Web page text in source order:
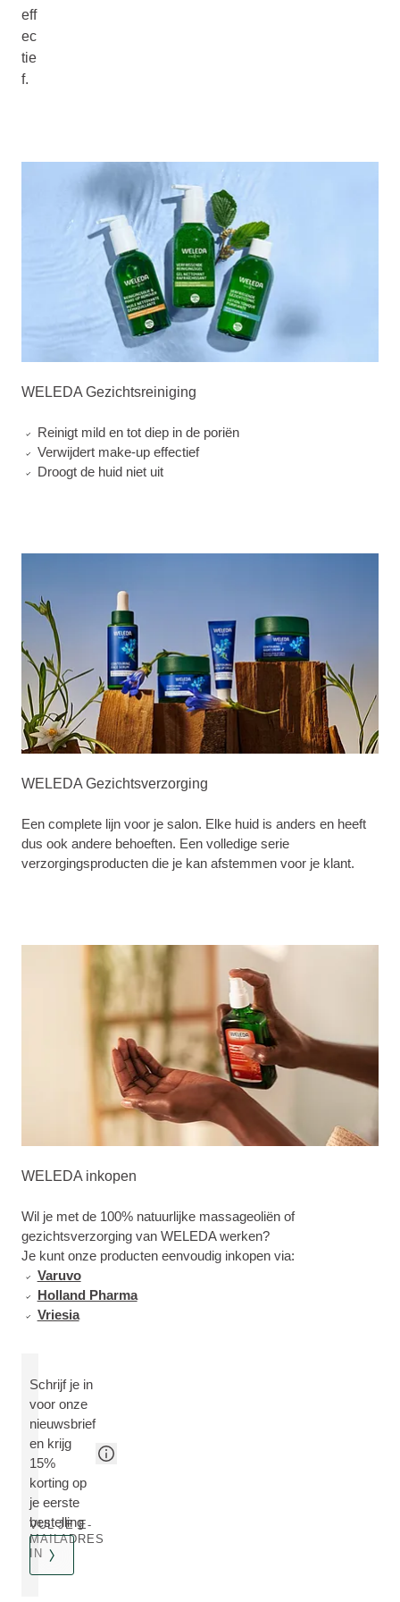
eff
ec
tie
f.
WELEDA Gezichtsreiniging
Reinigt mild en tot diep in de poriën
Verwijdert make-up effectief
Droogt de huid niet uit
WELEDA Gezichtsverzorging
Een complete lijn voor je salon. Elke huid is anders en heeft
dus ook andere behoeften. Een volledige serie
verzorgingsproducten die je kan afstemmen voor je klant.
WELEDA inkopen
Wil je met de 100% natuurlijke massageoliën of
gezichtsverzorging van WELEDA werken?
Je kunt onze producten eenvoudig inkopen via:
Varuvo
Holland Pharma
Vriesia
Schrijf je in
voor onze
nieuwsbrief
en krijg
15%
korting op
je eerste
bestelling
VUL JE E-
MAILADRES
IN